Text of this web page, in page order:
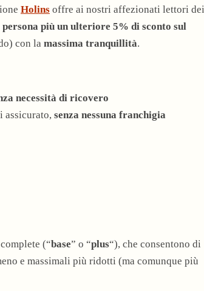
Holins offre ai nostri affezionati lettori dei
più un ulteriore 5% di sconto sul
con la massima tranquillità.
necessità di ricovero
assicurato, senza nessuna franchigia
(“base” o “plus“), che consentono di
e massimali più ridotti (ma comunque più